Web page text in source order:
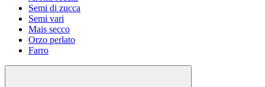
Semi di zucca
Semi vari
Mais secco
Orzo perlato
Farro